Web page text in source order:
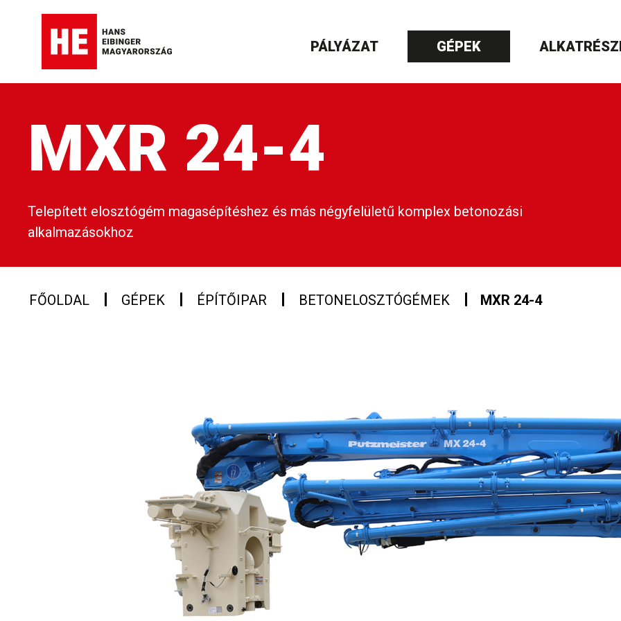
PÁLYÁZAT GÉPEK
MXR 24-4
Telepített elosztógém magasépítéshez és más négyfelületű komplex betonozási
alkalmazásokhoz
FŐOLDAL GÉPEK ÉPÍTŐIPAR BETONELOSZTÓGÉMEK MXR 24-4